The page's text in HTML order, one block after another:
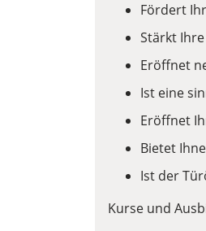
Fördert
Stärkt
Eröffnet
Ist eine
Eröffnet
Bietet
Ist der
Kurse und